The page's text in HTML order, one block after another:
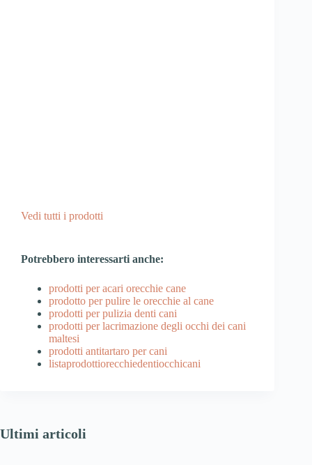
Vedi tutti i prodotti
Potrebbero interessarti anche:
prodotti per acari orecchie cane
prodotto per pulire le orecchie al cane
prodotti per pulizia denti cani
prodotti per lacrimazione degli occhi dei cani
maltesi
prodotti antitartaro per cani
listaprodottiorecchiedentiocchicani
Ultimi articoli